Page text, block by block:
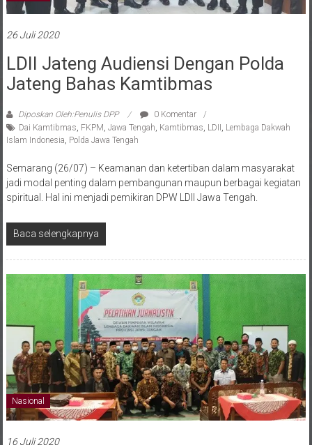
26 Juli 2020
LDII Jateng Audiensi Dengan Polda
Jateng Bahas Kamtibmas
Diposkan Oleh:Penulis DPP
0 Komentar
Dai Kamtibmas, FKPM, Jawa Tengah, Kamtibmas, LDII , Lembaga Dakwah
Islam Indonesia, Polda Jawa Tengah
Semarang (26/07) – Keamanan dan ketertiban dalam masyarakat
jadi modal penting dalam pembangunan maupun berbagai kegiatan
spiritual. Hal ini menjadi pemikiran DPW LDII Jawa Tengah.
Baca selengkapnya
Nasional
16 Juli 2020